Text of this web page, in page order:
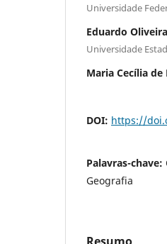
Universidade
Eduardo
Universidade
Maria Cecília de
DOI: https://
Palavras-chave:
Geografia